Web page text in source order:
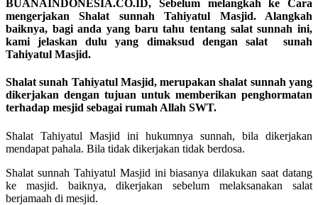
BUANAINDONESIA.CO.ID, Sebelum melangkah ke Cara
mengerjakan Shalat sunnah Tahiyatul Masjid. Alangkah
baiknya, bagi anda yang baru tahu tentang salat sunnah ini,
kami jelaskan dulu yang dimaksud dengan salat sunah
Tahiyatul Masjid.
Shalat sunah Tahiyatul Masjid, merupakan shalat sunnah yang
dikerjakan dengan tujuan untuk memberikan penghormatan
terhadap mesjid sebagai rumah Allah SWT.
Shalat Tahiyatul Masjid ini hukumnya sunnah, bila dikerjakan
mendapat pahala. Bila tidak dikerjakan tidak berdosa.
Shalat sunnah Tahiyatul Masjid ini biasanya dilakukan saat datang
ke masjid. baiknya, dikerjakan sebelum melaksanakan salat
berjamaah di mesjid.